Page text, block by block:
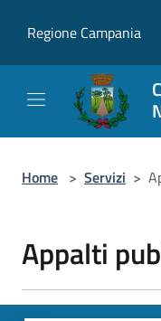
Regione Campania
Home > Servizi >
Appalti